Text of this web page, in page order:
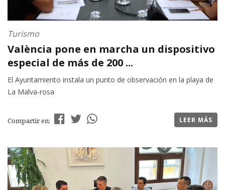
Turismo
València pone en marcha un dispositivo
especial de más de 200 ...
El Ayuntamiento instala un punto de observación en la playa de
La Malva-rosa
Compartir en: LEER MÁS